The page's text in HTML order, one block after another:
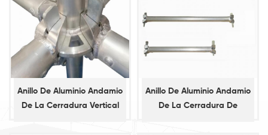
Anillo De Aluminio Andamio
De La Cerradura Vertical
Anillo De Aluminio Andamio
De La Cerradura De